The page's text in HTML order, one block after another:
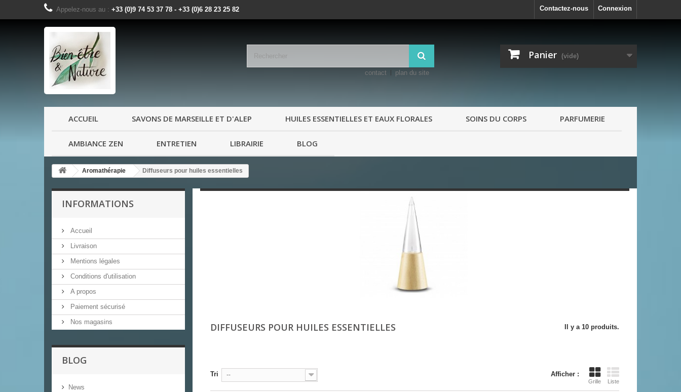
Connexion
Contactez-nous
Appelez-nous au : +33 (0)9 74 53 37 78 - +33 (0)6 28 23 25 82
Panier (vide)
contact plan du site
ACCUEIL SAVONS DE MARSEILLE ET D'ALEP HUILES ESSENTIELLES ET EAUX FLORALES SOINS DU CORPS PARFUMERIE
AMBIANCE ZEN ENTRETIEN LIBRAIRIE BLOG
Aromathérapie Diffuseurs pour huiles essentielles
INFORMATIONS
Accueil
Livraison
Mentions légales
Conditions d'utilisation
A propos
Paiement sécurisé
Nos magasins
BLOG
News
DIFFUSEURS POUR HUILES ESSENTIELLES Il y a 10 produits.
Afficher :
Grille Liste
Tri --